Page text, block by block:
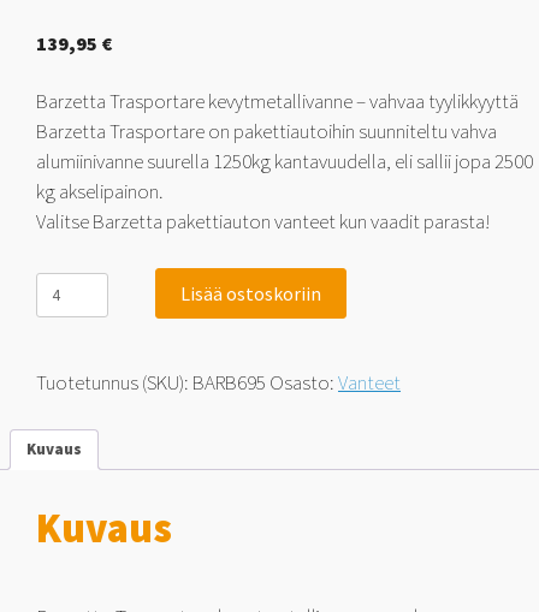
139,95 €
Barzetta Trasportare kevytmetallivanne – vahvaa tyylikkyyttä
Barzetta Trasportare on pakettiautoihin suunniteltu vahva
alumiinivanne suurella 1250kg kantavuudella, eli sallii jopa 2500
kg akselipainon.
Valitse Barzetta pakettiauton vanteet kun vaadit parasta!
Barzetta
Trasportare
Pakettiautoihin
45
Lisää ostoskoriin
Tuotetunnus (SKU): BARB695 Osasto:Vanteet
Kuvaus
Kuvaus